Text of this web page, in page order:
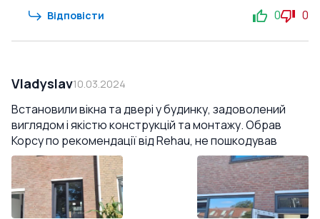
Відповісти 0 0
Vladyslav10.03.2024
Встановили вікна та двері у будинку, задоволений
виглядом і якістю конструкцій та монтажу. Обрав
Корсу по рекомендації від Rehau, не пошкодував